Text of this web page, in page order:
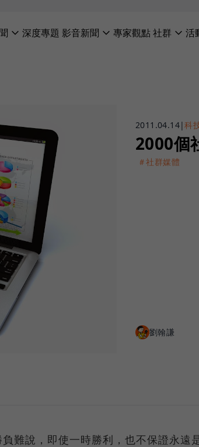
深度專題 影音新聞 專家觀點社群 活
2011.04.14|科
2000個
＃社群媒體
劉翰謙
難說，即使一時勝利，也不保證永遠